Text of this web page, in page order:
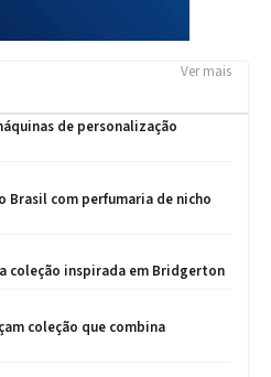
Ver mais